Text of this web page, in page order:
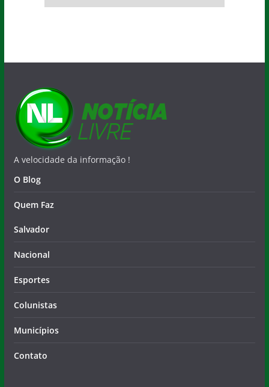
A velocidade da informação !
O Blog
Quem Faz
Salvador
Nacional
Esportes
Colunistas
Municípios
Contato